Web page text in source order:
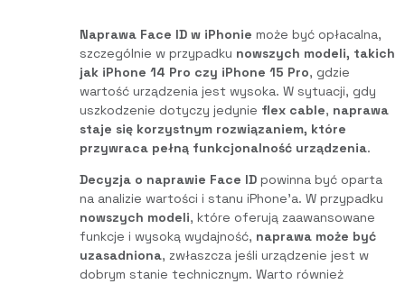
Naprawa Face ID w iPhonie może być opłacalna,
szczególnie w przypadku nowszych modeli, takich
jak iPhone 14 Pro czy iPhone 15 Pro, gdzie
wartość urządzenia jest wysoka. W sytuacji, gdy
uszkodzenie dotyczy jedynie flex cable, naprawa
staje się korzystnym rozwiązaniem, które
przywraca pełną funkcjonalność urządzenia.
Decyzja o naprawie Face ID powinna być oparta
na analizie wartości i stanu iPhone’a. W przypadku
nowszych modeli, które oferują zaawansowane
funkcje i wysoką wydajność, naprawa może być
uzasadniona, zwłaszcza jeśli urządzenie jest w
dobrym stanie technicznym. Warto również